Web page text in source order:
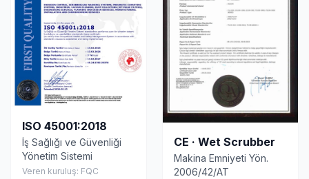
ISO 45001:2018
İş Sağlığı ve Güvenliği
Yönetim Sistemi
Veren kuruluş: FQC
CE · Wet Scrubber
Makina Emniyeti Yön.
2006/42/AT